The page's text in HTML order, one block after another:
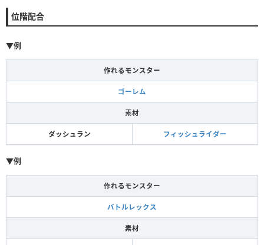
位階配合
▼例
作れるモンスター
ゴーレム
素材
ダッシュラン フィッシュライダー
▼例
作れるモンスター
バトルレックス
素材